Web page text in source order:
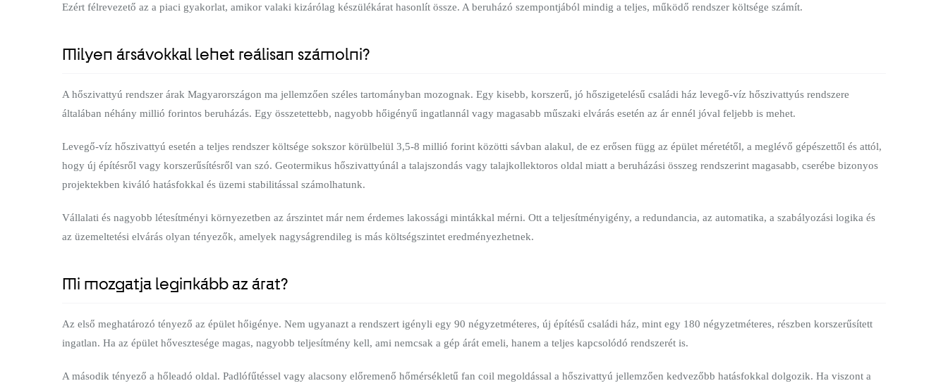
Ezért félrevezető az a piaci gyakorlat, amikor valaki kizárólag készülékárat hasonlít össze. A beruházó szempontjából mindig a teljes, működő rendszer költsége számít.
Milyen ársávokkal lehet reálisan számolni?
A hőszivattyú rendszer árak Magyarországon ma jellemzően széles tartományban mozognak. Egy kisebb, korszerű, jó hőszigetelésű családi ház levegő-víz hőszivattyús rendszere
általában néhány millió forintos beruházás. Egy összetettebb, nagyobb hőigényű ingatlannál vagy magasabb műszaki elvárás esetén az ár ennél jóval feljebb is mehet.
Levegő-víz hőszivattyú esetén a teljes rendszer költsége sokszor körülbelül 3,5-8 millió forint közötti sávban alakul, de ez erősen függ az épület méretétől, a meglévő gépészettől és attól,
hogy új építésről vagy korszerűsítésről van szó. Geotermikus hőszivattyúnál a talajszondás vagy talajkollektoros oldal miatt a beruházási összeg rendszerint magasabb, cserébe bizonyos
projektekben kiváló hatásfokkal és üzemi stabilitással számolhatunk.
Vállalati és nagyobb létesítményi környezetben az árszintet már nem érdemes lakossági mintákkal mérni. Ott a teljesítményigény, a redundancia, az automatika, a szabályozási logika és
az üzemeltetési elvárás olyan tényezők, amelyek nagyságrendileg is más költségszintet eredményezhetnek.
Mi mozgatja leginkább az árat?
Az első meghatározó tényező az épület hőigénye. Nem ugyanazt a rendszert igényli egy 90 négyzetméteres, új építésű családi ház, mint egy 180 négyzetméteres, részben korszerűsített
ingatlan. Ha az épület hővesztesége magas, nagyobb teljesítmény kell, ami nemcsak a gép árát emeli, hanem a teljes kapcsolódó rendszerét is.
A második tényező a hőleadó oldal. Padlófűtéssel vagy alacsony előremenő hőmérsékletű fan coil megoldással a hőszivattyú jellemzően kedvezőbb hatásfokkal dolgozik. Ha viszont a